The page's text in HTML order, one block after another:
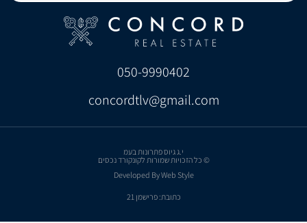
050-9990402
concordtlv@gmail.com
י.ג גיוס פתרונות בעמ
© כל הזכויות שמורות לקונקורד נכסים
Developed By Web Style
כתובת: פרישמן 21